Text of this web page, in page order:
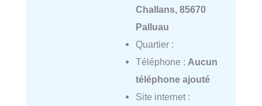
Challans, 85670
Palluau
Quartier :
Téléphone : Aucun
téléphone ajouté
Site internet :